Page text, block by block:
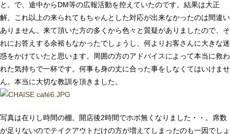
と。で、途中からDM等の広報活動を控えていたのです。結果は大正
解。これ以上の来られてもちゃんとした対応が出来なかったのは間違い
ありません。来て頂いた方の多くから色々と質疑がありましたので、そ
れにお答えする余裕もなかったでしょうし、何よりお客さんに大きな迷
惑をかけていたと思います。周囲の方のアドバイスによって本当に救わ
れた気持ちで一杯です。何事も身の丈に合った事をしなくてはいけませ
ん。本当に大切な教訓を頂きました。
写真は在りし時間の棚。開店後2時間でホボ無くなりました・・。席数
が足りないのでテイクアウトだけの方が増えてしまったのも一因でしょ